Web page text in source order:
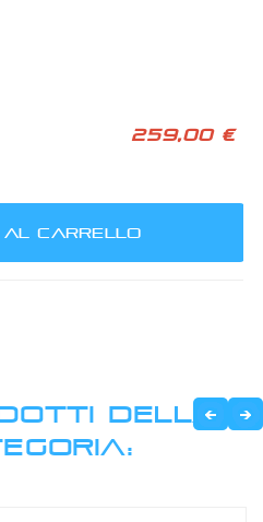
259,00 €
AL CARRELLO
DELLA